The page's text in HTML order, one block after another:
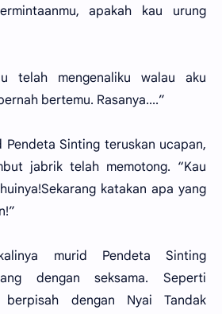
apakah kau urung
telah mengenaliku walau aku
bertemu. Rasanya....”
Pendeta Sinting teruskan ucapan,
jabrik telah memotong. “Kau
katakan apa yang
murid Pendeta Sinting
dengan seksama. Seperti
dengan Nyai Tandak